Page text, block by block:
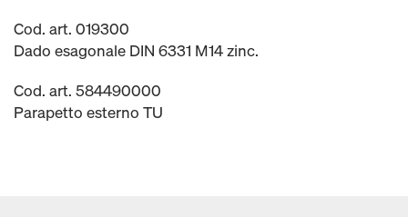
Cod. art. 019300
Dado esagonale DIN 6331 M14 zinc.
Cod. art. 584490000
Parapetto esterno TU